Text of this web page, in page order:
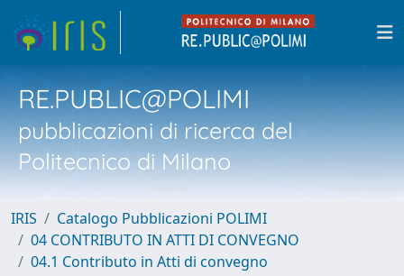
RE.PUBLIC@POLIMI
pubblicazioni di ricerca del
Politecnico di Milano
IRIS
Catalogo Pubblicazioni POLIMI
04 CONTRIBUTO IN ATTI DI CONVEGNO
04.1 Contributo in Atti di convegno